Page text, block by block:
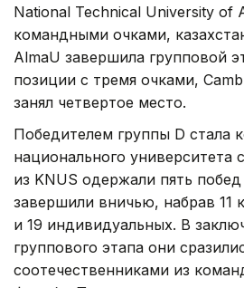
National Technical University of
командными очками,
AlmaU завершила групповой
позиции с тремя очками,
занял четвертое место.
Победителем группы D стала
национального университета
из KNUS одержали пять
завершили вничью, набрав 11
и 19 индивидуальных. В
группового этапа они
соотечественниками из